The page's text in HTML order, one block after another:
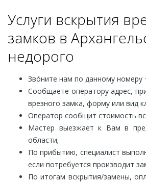
Услуги вскрытия
замков в
недорого
Зво́ните нам по данному номеру
Сообщаете оператору адрес,
врезного замка, форму или вид
Оператор сообщит стоимость
Мастер выезжает к Вам в
области;
По прибытию, специалист
если потребуется производит
По итогам вскрытия/замены,